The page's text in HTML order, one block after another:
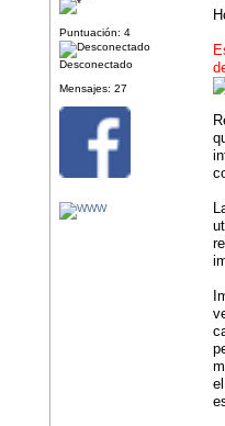
Puntuación: 4
Desconectado
Mensajes: 27